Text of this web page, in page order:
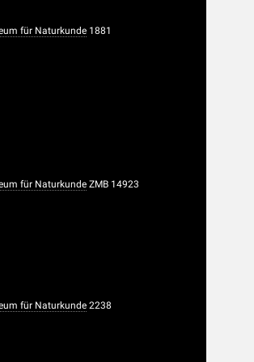
für Naturkunde 1881
für Naturkunde ZMB 14923
für Naturkunde 2238